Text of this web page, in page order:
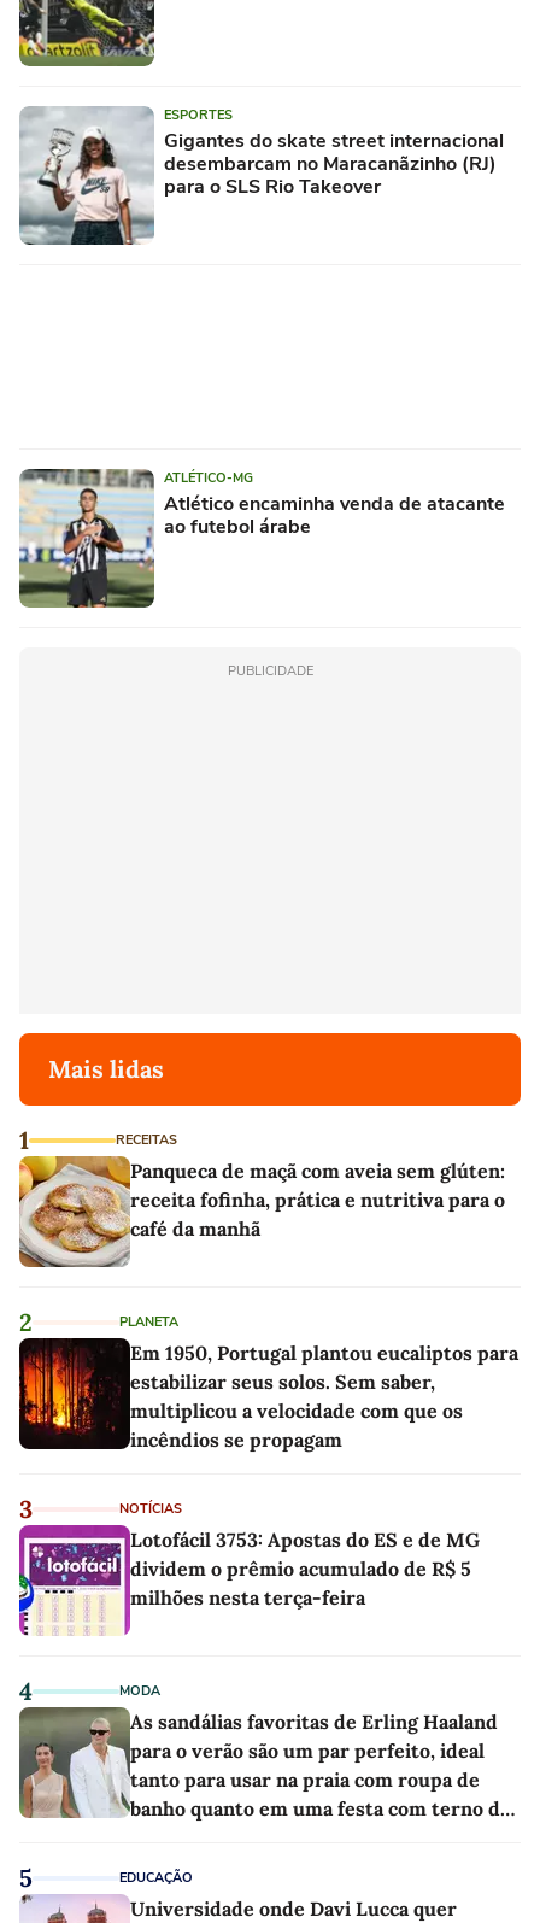
ESPORTES
Gigantes do skate street internacional
desembarcam no Maracanãzinho (RJ)
para o SLS Rio Takeover
ATLÉTICO-MG
Atlético encaminha venda de atacante
ao futebol árabe
PUBLICIDADE
Mais lidas
1 RECEITAS
Panqueca de maçã com aveia sem glúten:
receita fofinha, prática e nutritiva para o
café da manhã
2 PLANETA
Em 1950, Portugal plantou eucaliptos para
estabilizar seus solos. Sem saber,
multiplicou a velocidade com que os
incêndios se propagam
3 NOTÍCIAS
Lotofácil 3753: Apostas do ES e de MG
dividem o prêmio acumulado de R$ 5
milhões nesta terça-feira
4 MODA
As sandálias favoritas de Erling Haaland
para o verão são um par perfeito, ideal
tanto para usar na praia com roupa de
banho quanto em uma festa com terno de
5 EDUCAÇÃO
Universidade onde Davi Lucca quer